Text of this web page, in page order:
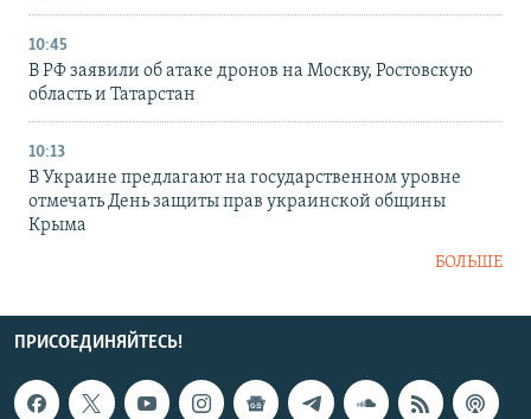
10:45
В РФ заявили об атаке дронов на Москву, Ростовскую
область и Татарстан
10:13
В Украине предлагают на государственном уровне
отмечать День защиты прав украинской общины
Крыма
БОЛЬШЕ
ПРИСОЕДИНЯЙТЕСЬ!